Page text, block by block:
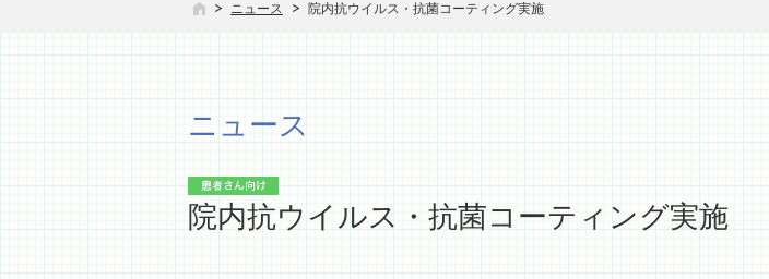
ニュース 院内抗ウイルス・抗菌コーティング実施
ニュース
院内抗ウイルス・抗菌コーティング実施